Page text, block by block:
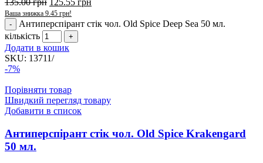
135.00грн 125.55 грн
Ваша знижка 9.45 грн!
Антиперспірант стік чол. Old Spice Deep Sea 50 мл.
кількість
Додати в кошик
SKU: 13711/
-7%
Порівняти товар
Швидкий перегляд товару
Добавити в список
Антиперспірант стік чол. Old Spice Krakengard
50 мл.